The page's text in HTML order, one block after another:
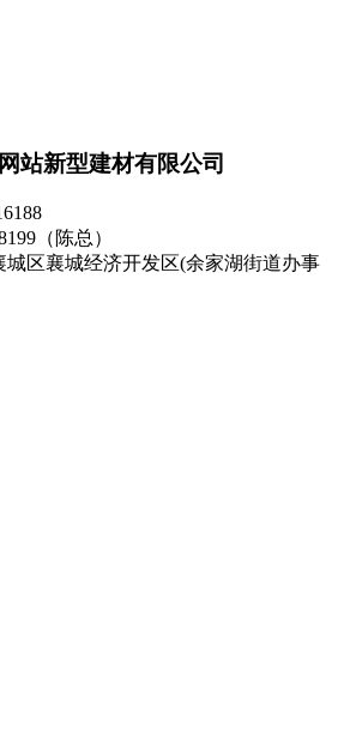
站新型建材有限公司
（陈总）
区襄城经济开发区(余家湖街道办事